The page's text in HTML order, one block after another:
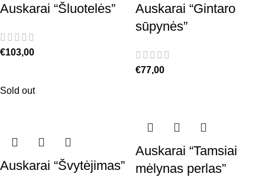
Auskarai “Šluotelės”
€103,00
Auskarai “Gintaro
sūpynės”
€77,00
Sold out
Auskarai “Švytėjimas”
Auskarai “Tamsiai
mėlynas perlas”